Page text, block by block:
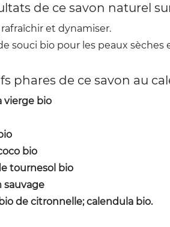
de ce savon naturel
et dynamiser.
souci bio pour les peaux
phares de ce savon au
vierge bio
bio
tournesol bio
sauvage
de citronnelle; calendula bio.